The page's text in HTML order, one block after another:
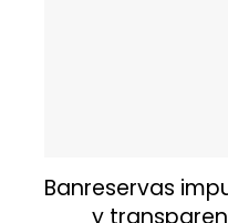
Banreservas
y